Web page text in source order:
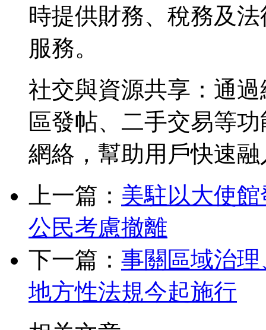
時提供財務、稅務及
服務。
社交與資源共享：通
區發帖、二手交易等
網絡，幫助用戶快速
上一篇： 美駐以大使
公民考慮撤離
下一篇： 事關區域治
地方性法規今起施行